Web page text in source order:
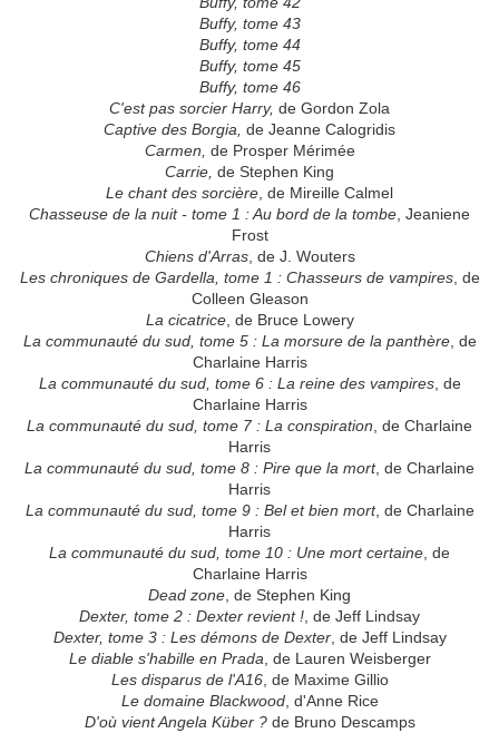
Buffy, tome 43
Buffy, tome 44
Buffy, tome 45
Buffy, tome 46
C'est pas sorcier Harry, de Gordon Zola
Captive des Borgia, de Jeanne Calogridis
Carmen, de Prosper Mérimée
Carrie, de Stephen King
Le chant des sorcière , de Mireille Calmel
Chasseuse de la nuit - tome 1 : Au bord de la tombe , Jeaniene
Frost
Chiens d'Arras, de J. Wouters
Les chroniques de Gardella, tome 1 : Chasseurs de vampires, de
Colleen Gleason
La cicatrice, de Bruce Lowery
La communauté du sud, tome 5 : La morsure de la panthère, de
Charlaine Harris
La communauté du sud, tome 6 : La reine des vampires, de
Charlaine Harris
La communauté du sud, tome 7 : La conspiration , de Charlaine
Harris
La communauté du sud, tome 8 : Pire que la mort, de Charlaine
Harris
La communauté du sud, tome 9 : Bel et bien mort, de Charlaine
Harris
La communauté du sud, tome 10 : Une mort certaine , de
Charlaine Harris
Dead zone , de Stephen King
Dexter, tome 2 : Dexter revient ! , de Jeff Lindsay
Dexter, tome 3 : Les démons de Dexter, de Jeff Lindsay
Le diable s'habille en Prada , de Lauren Weisberger
Les disparus de l'A16, de Maxime Gillio
Le domaine Blackwood, d'Anne Rice
D'où vient Angela Küber ?de Bruno Descamps